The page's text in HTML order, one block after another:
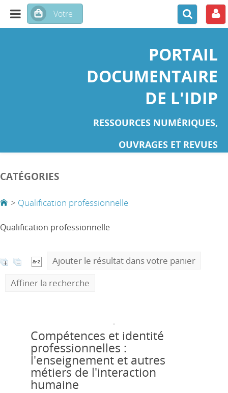
PORTAIL
DOCUMENTAIRE
DE L'IDIP
RESSOURCES NUMÉRIQUES,
OUVRAGES ET REVUES
CATÉGORIES
> Qualification professionnelle
Qualification professionnelle
Ajouter le résultat dans votre panier
Affiner la recherche
Compétences et identité
professionnelles :
l'enseignement et autres
métiers de l'interaction
humaine